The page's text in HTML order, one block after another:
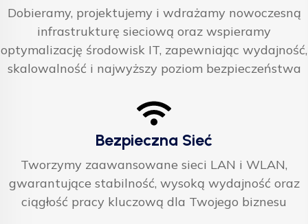
Dobieramy, projektujemy i wdrażamy nowoczesną
infrastrukturę sieciową oraz wspieramy
optymalizację środowisk IT, zapewniając wydajność,
skalowalność i najwyższy poziom bezpieczeństwa
Bezpieczna Sieć
Tworzymy zaawansowane sieci LAN i WLAN,
gwarantujące stabilność, wysoką wydajność oraz
ciągłość pracy kluczową dla Twojego biznesu